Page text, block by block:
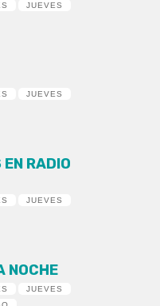
JUEVES
JUEVES
RADIO
JUEVES
NOCHE
JUEVES